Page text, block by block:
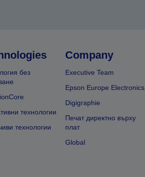
без
технологии
технологии
Company
Executive Team
Epson Europe Electronics
Digigraphie
Печат директно върху
плат
Global